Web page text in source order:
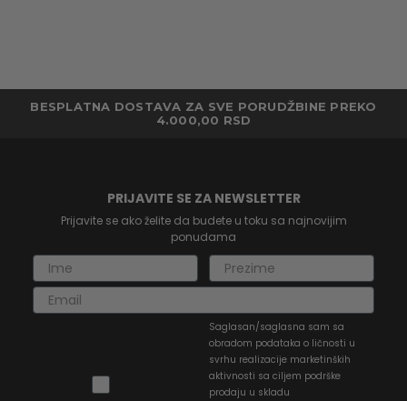
BESPLATNA DOSTAVA ZA SVE PORUDŽBINE PREKO
4.000,00 RSD
PRIJAVITE SE ZA NEWSLETTER
Prijavite se ako želite da budete u toku sa najnovijim
ponudama
Saglasan/saglasna sam sa
obradom podataka o ličnosti u
svrhu realizacije marketinških
aktivnosti sa ciljem podrške
prodaju u skladu